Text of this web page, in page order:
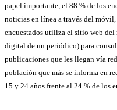
papel importante, el 88 % de los
noticias en línea a través del
encuestados utiliza el sitio web
digital de un periódico) para
publicaciones que les llegan vía
población que más se informa en
15 y 24 años frente al 24 % de los